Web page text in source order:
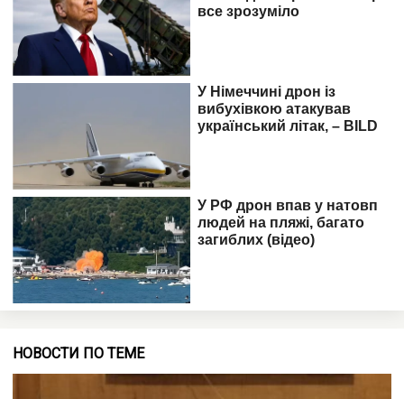
НОВОСТИ ПО ТЕМЕ